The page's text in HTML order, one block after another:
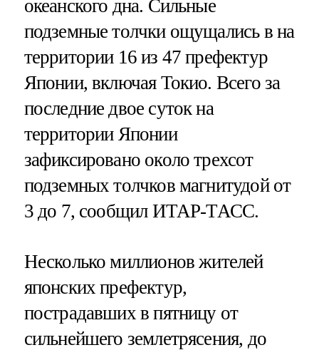
океанского дна. Сильные
подземные толчки ощущались в на
территории 16 из 47 префектур
Японии, включая Токио. Всего за
последние двое суток на
территории Японии
зафиксировано около трехсот
подземных толчков магнитудой от
3 до 7, сообщил ИТАР-ТАСС.
Несколько миллионов жителей
японских префектур,
пострадавших в пятницу от
сильнейшего землетрясения, до